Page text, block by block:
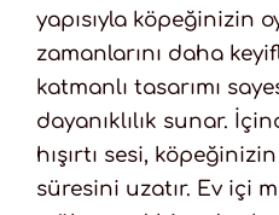
yapısıyla köpeğinizin
zamanlarını daha
katmanlı tasarımı
dayanıklılık sunar.
hışırtı sesi,
süresini uzatır. Ev içi